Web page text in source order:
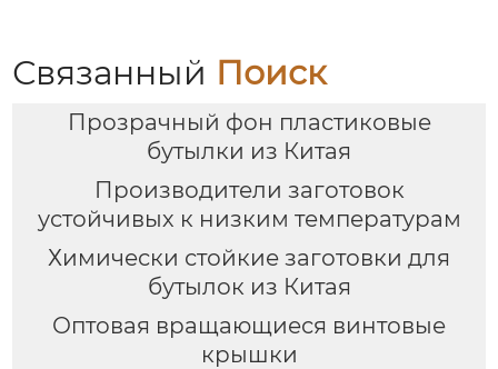
Связанный Поиск
Прозрачный фон пластиковые
бутылки из Китая
Производители заготовок
устойчивых к низким температурам
Химически стойкие заготовки для
бутылок из Китая
Оптовая вращающиеся винтовые
крышки